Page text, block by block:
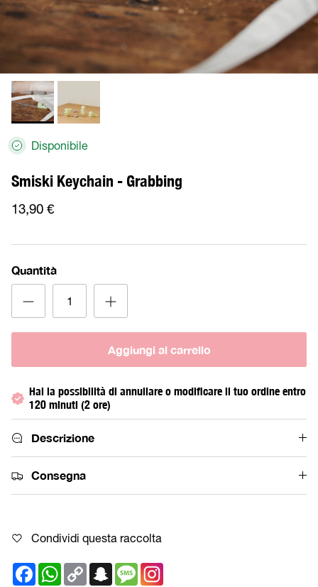
Disponibile
Smiski Keychain - Grabbing
13,90 €
Quantità
Aggiungi al carrello
Hai la possibilità di annullare o modificare il tuo ordine entro
120 minuti (2 ore)
Descrizione
Consegna
Condividi questa raccolta
FacebookWhatsApp
Copy
Link
SnapchatMessage